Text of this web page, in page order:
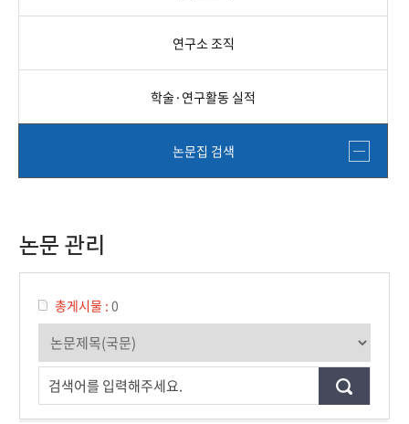
연구소 조직
학술·연구활동 실적
논문집 검색
논문 관리
총게시물 : 0
검색어를 입력해주세요.